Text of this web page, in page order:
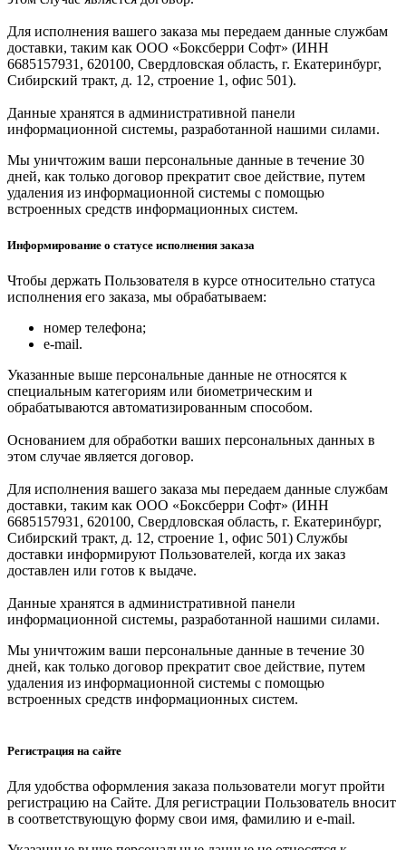
Для исполнения вашего заказа мы передаем данные службам
доставки, таким как ООО «Боксберри Софт» (ИНН
6685157931, 620100, Свердловская область, г. Екатеринбург,
Сибирский тракт, д. 12, строение 1, офис 501).
Данные хранятся в административной панели
информационной системы, разработанной нашими силами.
Мы уничтожим ваши персональные данные в течение 30
дней, как только договор прекратит свое действие, путем
удаления из информационной системы с помощью
встроенных средств информационных систем.
Информирование о статусе исполнения заказа
Чтобы держать Пользователя в курсе относительно статуса
исполнения его заказа, мы обрабатываем:
номер телефона;
e-mail.
Указанные выше персональные данные не относятся к
специальным категориям или биометрическим и
обрабатываются автоматизированным способом.
Основанием для обработки ваших персональных данных в
этом случае является договор.
Для исполнения вашего заказа мы передаем данные службам
доставки, таким как ООО «Боксберри Софт» (ИНН
6685157931, 620100, Свердловская область, г. Екатеринбург,
Сибирский тракт, д. 12, строение 1, офис 501) Службы
доставки информируют Пользователей, когда их заказ
доставлен или готов к выдаче.
Данные хранятся в административной панели
информационной системы, разработанной нашими силами.
Мы уничтожим ваши персональные данные в течение 30
дней, как только договор прекратит свое действие, путем
удаления из информационной системы с помощью
встроенных средств информационных систем.
Регистрация на сайте
Для удобства оформления заказа пользователи могут пройти
регистрацию на Сайте. Для регистрации Пользователь вносит
в соответствующую форму свои имя, фамилию и e-mail.